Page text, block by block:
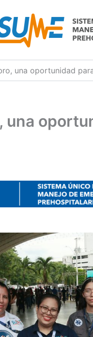
una oportunidad
una